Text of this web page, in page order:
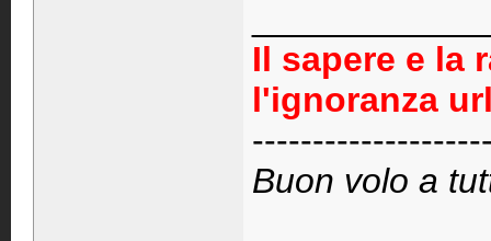
Il sapere e la
l'ignoranza
Buon volo a